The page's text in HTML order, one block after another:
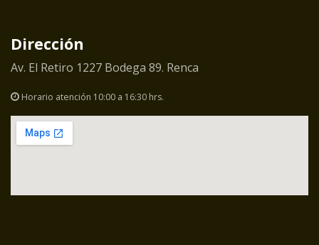
Dirección
Av. El Retiro 1227 Bodega 89. Renca
Horario atención 10:00 a 16:30 hrs.